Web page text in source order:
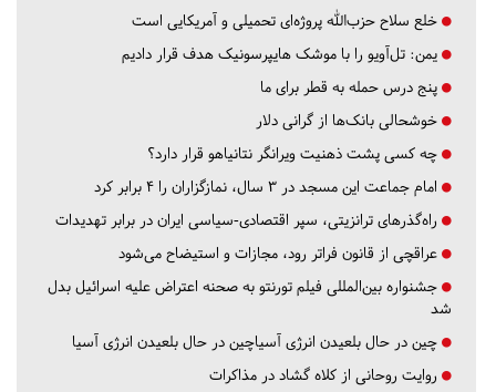
خلع سلاح حزب‌الله پروژه‌ای تحمیلی و آمریکایی است
یمن: تل‌آویو را با موشک هایپرسونیک هدف قرار دادیم
پنج درس‌ حمله به قطر برای ما
خوشحالی بانک‌ها از گرانی دلار
چه کسی پشت ذهنیت ویرانگر نتانیاهو قرار دارد؟
امام جماعت این مسجد در ۳ سال، نمازگزاران را ۴ برابر کرد
راه‌گذرهای ترانزیتی، سپر اقتصادی-سیاسی ایران در برابر تهدیدات
عراقچی از قانون فراتر رود، مجازات و استیضاح می‌شود
جشنواره بین‌المللی فیلم تورنتو به صحنه اعتراض علیه اسرائیل بدل
شد
چین در حال بلعیدن انرژی آسیاچین در حال بلعیدن انرژی آسیا
روایت روحانی از کلاه گشاد در مذاکرات